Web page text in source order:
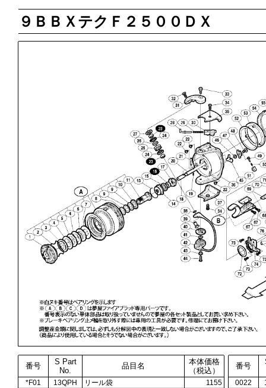
９ＢＢＸテクＦ２５００ＤＸ
番号
S Part
No.
品目名
本体価格
（税込）
番号
*F01 13QPH リール袋 1155 0022